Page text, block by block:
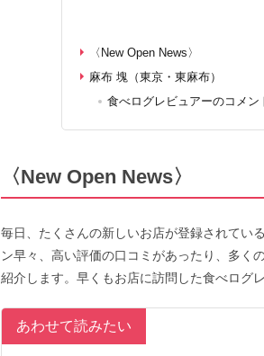
〈New Open News〉
麻布 塊（東京・東麻布）
食べログレビュアーのコメン
〈New Open News〉
毎日、たくさんの新しいお店が登録されてい
ン早々、高い評価の口コミがあったり、多く
紹介します。早くもお店に訪問した食べログ
あわせて読みたい